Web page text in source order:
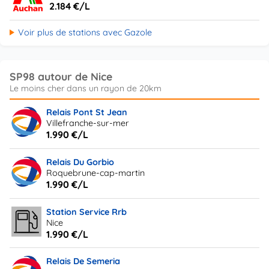
2.184 €/L
Voir plus de stations avec Gazole
SP98 autour de Nice
Relais Pont St Jean
Villefranche-sur-mer
1.990 €/L
Relais Du Gorbio
Roquebrune-cap-martin
1.990 €/L
Station Service Rrb
Nice
1.990 €/L
Relais De Semeria